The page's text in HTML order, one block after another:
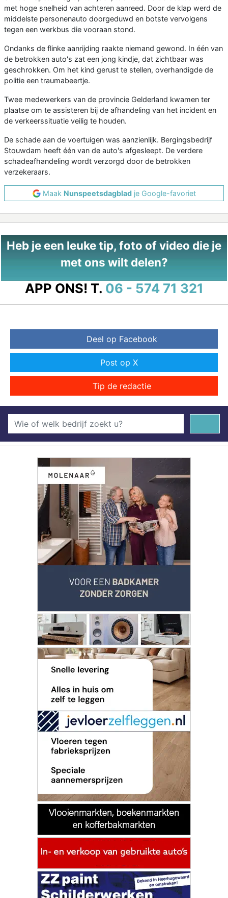
met hoge snelheid van achteren aanreed. Door de klap werd de
middelste personenauto doorgeduwd en botste vervolgens
tegen een werkbus die vooraan stond.
Ondanks de flinke aanrijding raakte niemand gewond. In één van
de betrokken auto's zat een jong kindje, dat zichtbaar was
geschrokken. Om het kind gerust te stellen, overhandigde de
politie een traumabeertje.
Twee medewerkers van de provincie Gelderland kwamen ter
plaatse om te assisteren bij de afhandeling van het incident en
de verkeerssituatie veilig te houden.
De schade aan de voertuigen was aanzienlijk. Bergingsbedrijf
Stouwdam heeft één van de auto's afgesleept. De verdere
schadeafhandeling wordt verzorgd door de betrokken
verzekeraars.
Maak Nunspeetsdagbladje Google-favoriet
Heb je een leuke tip, foto of video die je
met ons wilt delen?
APP ONS! T. 06 - 574 71 321
Deel op Facebook
Post op X
Tip de redactie